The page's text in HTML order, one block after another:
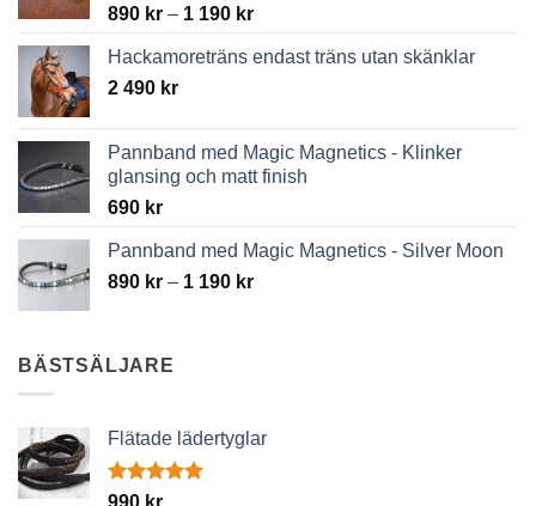
890 kr – 1 190 krPrice
890 kr
Hackamoreträns endast träns utan skänklar
2 490 kr
Pannband med Magic Magnetics - Klinker
glansing och matt finish
690 kr
Pannband med Magic Magnetics - Silver Moon
890 kr – 1 190 krPrice
BÄSTSÄLJARE
Flätade lädertyglar
Betygsatt